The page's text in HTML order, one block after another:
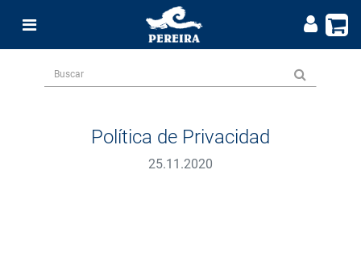
Política de Privacidad
25.11.2020